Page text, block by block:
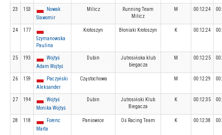
23 153
Nowak
Slawomir
Milicz
Running Team
Milicz
M 00:12:24
24
177
Szymanowska
Paulina
Krotoszyn Błoniaki Krotoszyn K 00:12:24
25 193
Wojtyś
Adam Wojtyś
Dubin
Jutrosińska klub
biegacza
M 00:12:25
26 159
Paczyński
Aleksander
Częstochowa M 00:12:29
27 194
Wojtyś
Monika Wojtyś
Dubin
Jutrosiński Klub
Biegacza
K 00:12:35
28 118
Forenc
Marta
Paniowice Oś Racing Team K 00:12:38